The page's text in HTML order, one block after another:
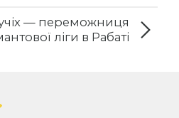
— переможниця
ліги в Рабаті